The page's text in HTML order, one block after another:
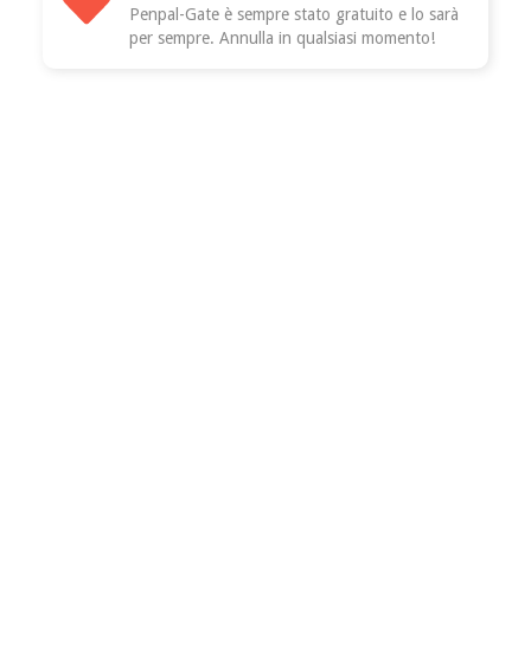
Penpal-Gate è sempre stato gratuito e lo sarà
per sempre. Annulla in qualsiasi momento!